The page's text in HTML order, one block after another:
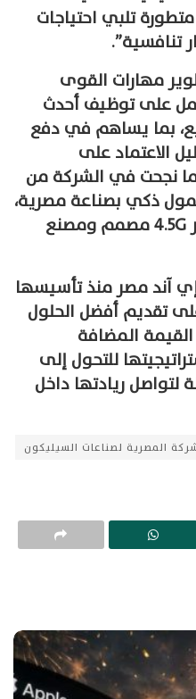
تلبي احتياجات
تنافسية”.
مهارات القوى
على توظيف أحدث
بما يساهم في دفع
الاعتماد على
ما نجحت في الشركة من
ذكي بصناعة مصرية،
والآن توفر الشركة أول راوتر 4.5G مصمم ومصنع
آند مصر منذ تأسيسها
على تقديم أفضل الحلول
المضافة
للتحول إلى
ريادتها داخل
المصرية لصناعات السيليكون